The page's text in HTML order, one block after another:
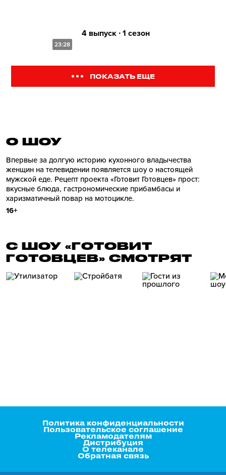
23:28
4 выпуск ∙ 1 сезон
ПОКАЗАТЬ ЕЩЕ
О ШОУ
Впервые за долгую историю кухонного владычества
женщин на телевидении появляется шоу о настоящей
мужской еде. Рецепт проекта «Готовит Готовцев» прост:
вкусные блюда, гастрономические прибамбасы и
харизматичный повар на мотоцикле.
16+
С ШОУ «ГОТОВИТ
ГОТОВЦЕВ» СМОТРЯТ
Политика конфиденциальности
Пользовательское соглашение
Рекламодателям
Дистрибуция
О телеканале
Обратная связь